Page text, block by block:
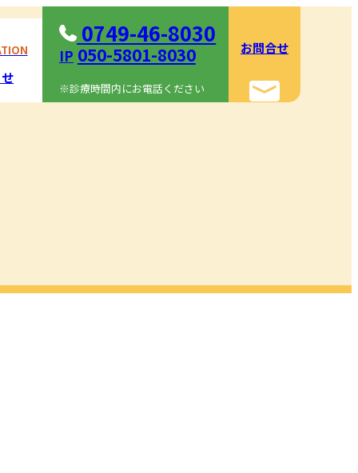
0749-46-8030
IP 050-5801-8030
※診療時間内にお電話ください
お問合せ